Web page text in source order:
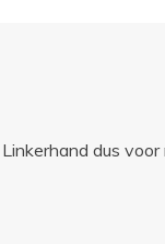
dus voor